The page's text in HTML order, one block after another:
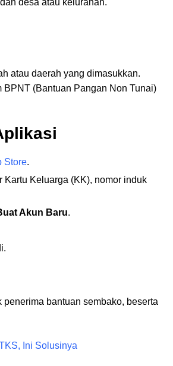
desa atau kelurahan.
atau daerah yang dimasukkan.
(Bantuan Pangan Non Tunai)
Store.
Keluarga (KK), nomor induk
Akun Baru.
bantuan sembako, beserta
Ini Solusinya